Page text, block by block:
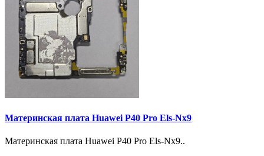
Материнская плата Huawei P40 Pro Els-Nx9
Материнская плата Huawei P40 Pro Els-Nx9..